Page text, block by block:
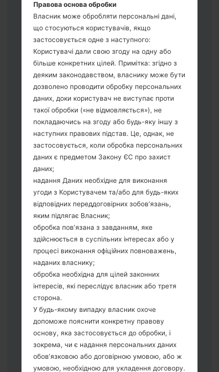
прошивки тут) або 5 (Вибрати 5 файл
прошивки тут) файлів для прошивки:
AP: "System & Recovery"
CP: "Modem & Radio"
CSC_***: "Country & Region & Operator"
HOME_CSC_***: "Country & Region &
Operator"
Додайте усі файли у програму Odin 3.
Якщо ви хочете прошити телефон та
скинути до заводських налаштувань
оберіть CSC_***, у іншому випадку
виберіть HOME_CSC_*** для
збереження Ваших даних.
Тепер вимкніть пристрій і увійдіть у
"Download" режим. Усі методи як це
зробити:
Натисніть та утримуйти клавіші:
живлення, збільшення гучності та Bixbi.
Натисніть та утримуйте клавіші:
зменшення та збільшення гучності.
Підключивши телефон до ПК
використовуючи USB кабель.
Натисніть та утримуйти клавіші:
живлення, збільшення гучності та
додому.
Підключіть USB кабель та натисніть
клавіші: зменшення звуку та Bixbi.
Натисніть та утримуйти клавіші:
живлення та збільшення гучності.
Далі підключить телефон до ПК,
програма Odin повина виявити Ваш
Правова основа обробки
Власник може обробляти персональні дані,
що стосуються користувачів, якщо
застосовується одне з наступного:
Користувачі дали свою згоду на одну або
більше конкретних цілей. Примітка: згідно з
деяким законодавством, власнику може бути
дозволено проводити обробку персональних
даних, доки користувач не виступає проти
такої обробки («не відмовляється»), не
покладаючись на згоду або будь-яку іншу з
наступних правових підстав. Це, однак, не
застосовується, коли обробка персональних
даних є предметом Закону ЄС про захист
даних;
надання Даних необхідне для виконання
угоди з Користувачем та/або для будь-яких
відповідних переддоговірних зобов’язань,
яким підлягає Власник;
обробка пов’язана з завданням, яке
здійснюється в суспільних інтересах або у
процесі виконання офіційних повноважень,
наданих власнику;
обробка необхідна для цілей законних
інтересів, які переслідує власник або третя
сторона.
У будь-якому випадку власник охоче
допоможе пояснити конкретну правову
основу, яка застосовується до обробки, і
зокрема, чи є надання персональних даних
обов’язковою або договірною умовою, або ж
умовою, необхідною для укладення договору.